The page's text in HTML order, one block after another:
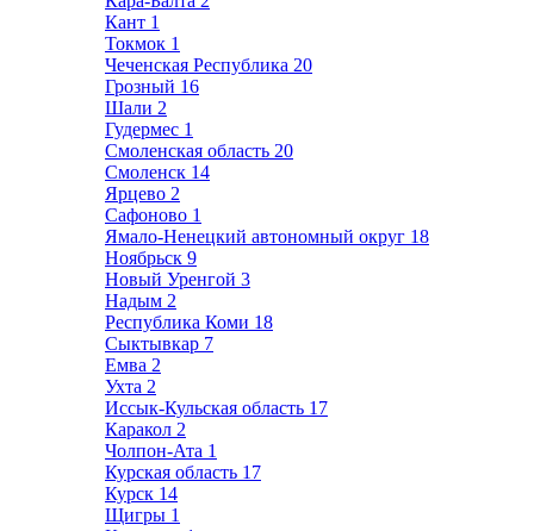
Кант 1
Токмок 1
Чеченская Республика 20
Грозный 16
Шали 2
Гудермес 1
Смоленская область 20
Смоленск 14
Ярцево 2
Сафоново 1
Ямало-Ненецкий автономный округ 18
Ноябрьск 9
Новый Уренгой 3
Надым 2
Республика Коми 18
Сыктывкар 7
Емва 2
Ухта 2
Иссык-Кульская область 17
Каракол 2
Чолпон-Ата 1
Курская область 17
Курск 14
Щигры 1